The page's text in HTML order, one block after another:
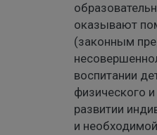
оказывают
(законным
воспитании
физического
развитии
и